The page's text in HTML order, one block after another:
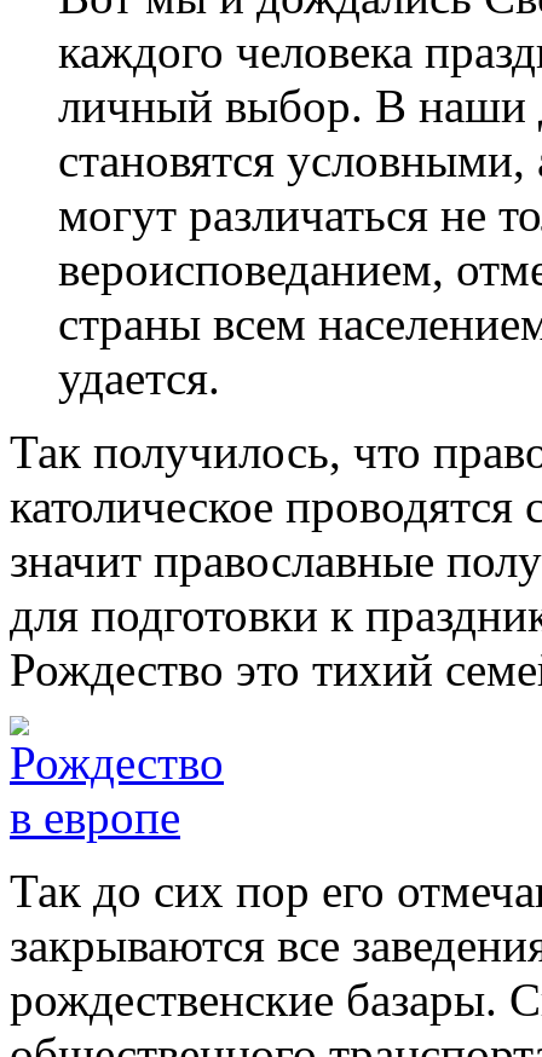
каждого человека
личный выбор. В наши
становятся условными,
могут различаться не
вероисповеданием,
страны всем
удается.
Так получилось, что
католическое
значит православные
для подготовки к
Рождество это тихий
Так до сих пор его
закрываются все
рождественские базары.